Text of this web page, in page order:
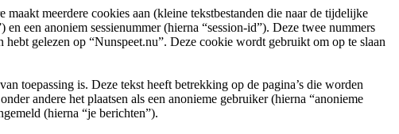
meerdere cookies aan (kleine tekstbestanden die naar de tijdelijke
een anoniem sessienummer (hierna “session-id”). Deze twee nummers
gelezen op “Nunspeet.nu”. Deze cookie wordt gebruikt om op te slaan
toepassing is. Deze tekst heeft betrekking op de pagina’s die worden
andere het plaatsen als een anonieme gebruiker (hierna “anonieme
(hierna “je berichten”).